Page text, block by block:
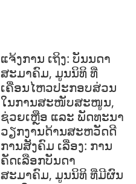
ແຈ້ງການ ເຖິງ: ບັນນດາ
ສະມາຄົມ, ມູນນິທິ ທີ່
ເຄື່ອນໄຫວປະກອບສ່ວນ
ໃນການສະໜັບສະໜູນ,
ຊ່ວຍເຫຼືອ ແລະ ພັດທະນາ
ວຽກງານດ້ານສະຫວັດດີ
ການສັງຄົມ ເລື່ອງ: ການ
ຄັດເລືອກບັນດາ
ສະມາຄົມ, ມູນນິທິ ທີ່ມີຜົນ